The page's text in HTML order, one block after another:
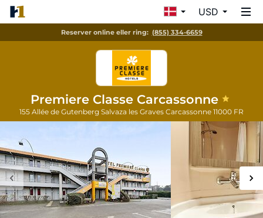
USD
Reserver online eller ring: (855) 334-6659
Premiere Classe Carcassonne
155 Allée de Gutenberg Salvaza les Graves Carcassonne 11000 FR